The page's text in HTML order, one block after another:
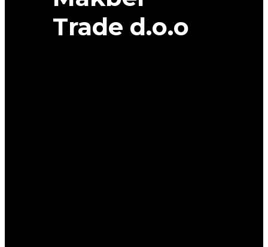
Trade d.o.o